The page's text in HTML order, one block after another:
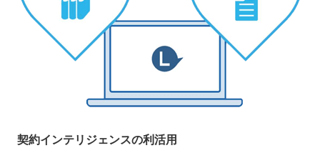
契約インテリジェンスの利活用